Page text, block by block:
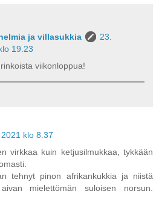
ja villasukkia
23.
19.23
viikonloppua!
klo 8.37
virkkaa kuin ketjusilmukkaa, tykkään
tehnyt pinon afrikankukkia ja niistä
mielettömän suloisen norsun.